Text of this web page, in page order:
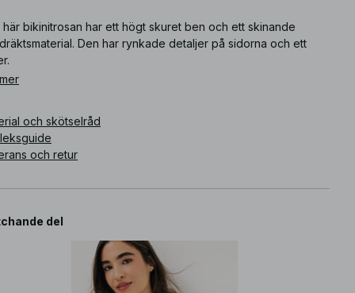
här bikinitrosan har ett högt skuret ben och ett skinande
Den har rynkade detaljer på sidorna och ett
och skötselråd
och retur
del